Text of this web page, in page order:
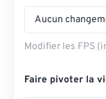
Aucun
Modifier les FPS
Faire pivoter la